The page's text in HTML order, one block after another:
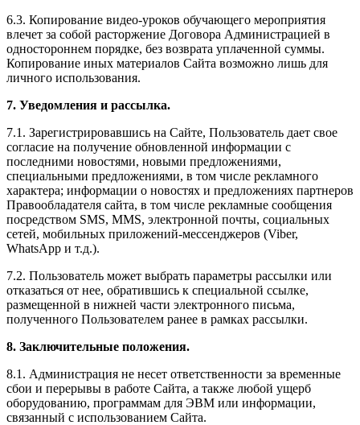
6.3. Копирование видео-уроков обучающего мероприятия
влечет за собой расторжение Договора Администрацией в
одностороннем порядке, без возврата уплаченной суммы.
Копирование иных материалов Сайта возможно лишь для
личного использования.
7. Уведомления и рассылка.
7.1. Зарегистрировавшись на Сайте, Пользователь дает свое
согласие на получение обновленной информации с
последними новостями, новыми предложениями,
специальными предложениями, в том числе рекламного
характера; информации о новостях и предложениях партнеров
Правообладателя сайта, в том числе рекламные сообщения
посредством SMS, MMS, электронной почты, социальных
сетей, мобильных приложений-мессенджеров (Viber,
WhatsApp и т.д.).
7.2. Пользователь может выбрать параметры рассылки или
отказаться от нее, обратившись к специальной ссылке,
размещенной в нижней части электронного письма,
полученного Пользователем ранее в рамках рассылки.
8. Заключительные положения.
8.1. Администрация не несет ответственности за временные
сбои и перерывы в работе Сайта, а также любой ущерб
оборудованию, программам для ЭВМ или информации,
связанный с использованием Сайта.